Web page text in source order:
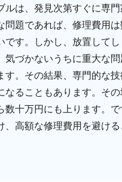
ルは、発見次第すぐに専
問題であれば、修理費用
です。しかし、放置して
気づかないうちに重大な
す。その結果、専門的な
なることもあります。そ
数十万円にも上ります。
、高額な修理費用を避け